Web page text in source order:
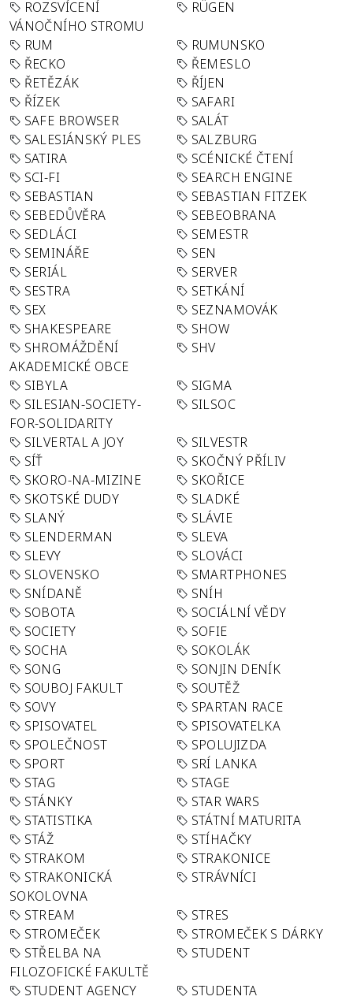
ROZSVÍCENÍ
VÁNOČNÍHO STROMU
RÜGEN
RUM
RUMUNSKO
ŘECKO
ŘEMESLO
ŘETĚZÁK
ŘÍJEN
ŘÍZEK
SAFARI
SAFE BROWSER
SALÁT
SALESIÁNSKÝ PLES
SALZBURG
SATIRA
SCÉNICKÉ ČTENÍ
SCI-FI
SEARCH ENGINE
SEBASTIAN
SEBASTIAN FITZEK
SEBEDŮVĚRA
SEBEOBRANA
SEDLÁCI
SEMESTR
SEMINÁŘE
SEN
SERIÁL
SERVER
SESTRA
SETKÁNÍ
SEX
SEZNAMOVÁK
SHAKESPEARE
SHOW
SHROMÁŽDĚNÍ
AKADEMICKÉ OBCE
SHV
SIBYLA
SIGMA
SILESIAN-SOCIETY-
FOR-SOLIDARITY
SILSOC
SILVERTAL A JOY
SILVESTR
SÍŤ
SKOČNÝ PŘÍLIV
SKORO-NA-MIZINE
SKOŘICE
SKOTSKÉ DUDY
SLADKÉ
SLANÝ
SLÁVIE
SLENDERMAN
SLEVA
SLEVY
SLOVÁCI
SLOVENSKO
SMARTPHONES
SNÍDANĚ
SNÍH
SOBOTA
SOCIÁLNÍ VĚDY
SOCIETY
SOFIE
SOCHA
SOKOLÁK
SONG
SONJIN DENÍK
SOUBOJ FAKULT
SOUTĚŽ
SOVY
SPARTAN RACE
SPISOVATEL
SPISOVATELKA
SPOLEČNOST
SPOLUJIZDA
SPORT
SRÍ LANKA
STAG
STAGE
STÁNKY
STAR WARS
STATISTIKA
STÁTNÍ MATURITA
STÁŽ
STÍHAČKY
STRAKOM
STRAKONICE
STRAKONICKÁ
SOKOLOVNA
STRÁVNÍCI
STREAM
STRES
STROMEČEK
STROMEČEK S DÁRKY
STŘELBA NA
FILOZOFICKÉ FAKULTĚ
STUDENT
STUDENT AGENCY
STUDENTA